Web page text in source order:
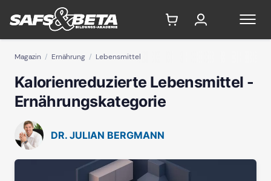
Magazin Ernährung Lebensmittel
Kalorienreduzierte Lebensmittel -
Ernährungskategorie
DR. JULIAN BERGMANN